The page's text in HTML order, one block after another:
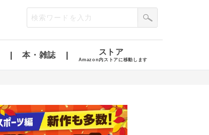
本・雑誌 ストア
Amazon内ストアに移動します